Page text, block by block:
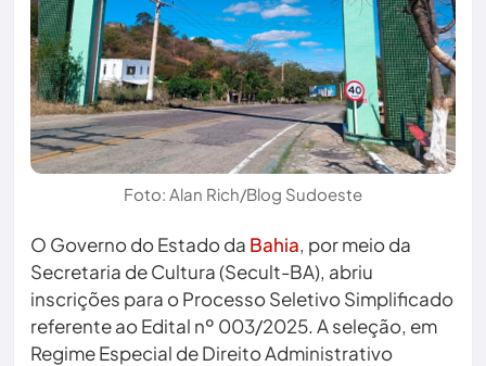
Foto: Alan Rich/Blog Sudoeste
O Governo do Estado da Bahia, por meio da
Secretaria de Cultura (Secult-BA), abriu
inscrições para o Processo Seletivo Simplificado
referente ao Edital nº 003/2025. A seleção, em
Regime Especial de Direito Administrativo